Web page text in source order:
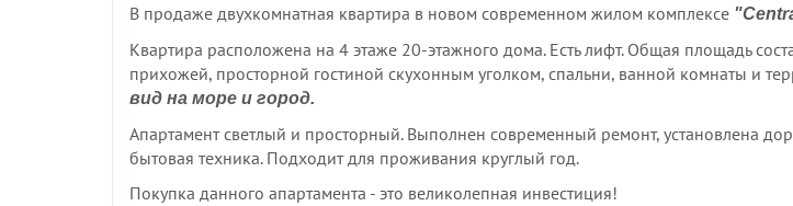
В продаже двухкомнатная квартира в новом современном жилом комплексе
Квартира расположена на 4 этаже 20-этажного дома. Есть лифт. Общая площадь
прихожей, просторной гостиной скухонным уголком, спальни, ванной комнаты и
вид на море и город.
Апартамент светлый и просторный. Выполнен современный ремонт, установлена
бытовая техника. Подходит для проживания круглый год.
Покупка данного апартамента - это великолепная инвестиция!